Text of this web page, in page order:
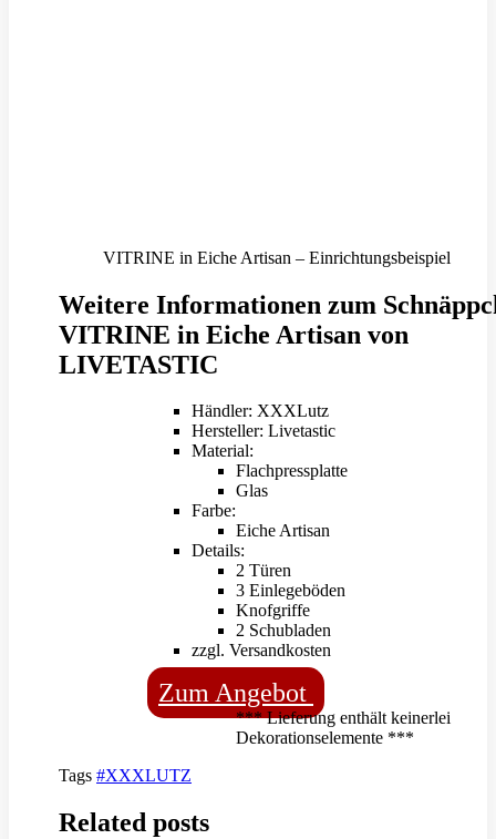
VITRINE in Eiche Artisan – Einrichtungsbeispiel
Weitere Informationen zum
VITRINE in Eiche Artisan von
LIVETASTIC
Händler: XXXLutz
Hersteller: Livetastic
Material:
Flachpressplatte
Glas
Farbe:
Eiche Artisan
Details:
2 Türen
3 Einlegeböden
Knofgriffe
2 Schubladen
zzgl. Versandkosten
Zum Angebot
*** Lieferung enthält keinerlei
Dekorationselemente ***
Tags #XXXLUTZ
Related posts